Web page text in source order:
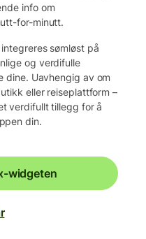
info om
for-minutt.
sømløst på
og verdifulle
dine. Uavhengig av om
eller reiseplattform –
verdifullt tillegg for å
din.
widgeten